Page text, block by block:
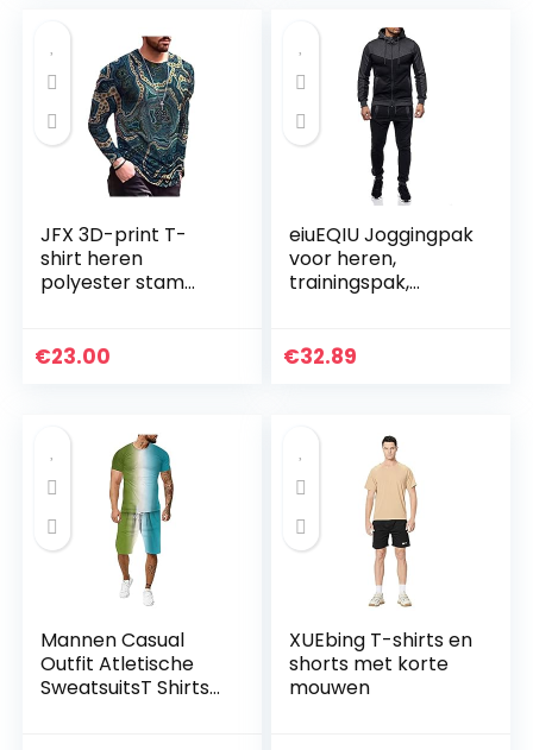
JFX 3D-print T-
shirt heren
polyester stam
top beweging
€23.00
eiuEQIU Joggingpak
voor heren,
trainingspak,
fitnesspak, outfit,
€32.89
Mannen Casual
Outfit Atletische
SweatsuitsT Shirts
XUEbing T-shirts en
shorts met korte
mouwen